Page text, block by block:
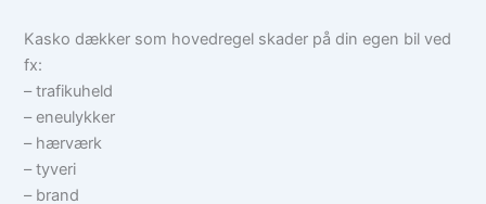
Kasko dækker som hovedregel skader på din egen bil ved
fx:
– trafikuheld
– eneulykker
– hærværk
– tyveri
– brand